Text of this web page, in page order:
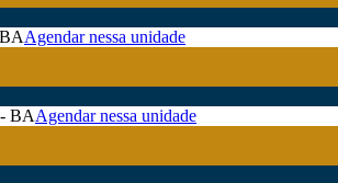
Agendar nessa unidade
- BAAgendar nessa unidade